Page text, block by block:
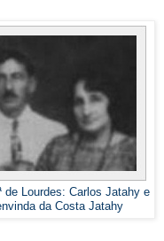
de Lourdes: Carlos Jatahy e
da Costa Jatahy